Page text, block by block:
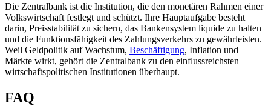
Die Zentralbank ist die Institution, die den monetären Rahmen einer
Volkswirtschaft festlegt und schützt. Ihre Hauptaufgabe besteht
darin, Preisstabilität zu sichern, das Bankensystem liquide zu halten
und die Funktionsfähigkeit des Zahlungsverkehrs zu gewährleisten.
Weil Geldpolitik auf Wachstum, Beschäftigung, Inflation und
Märkte wirkt, gehört die Zentralbank zu den einflussreichsten
wirtschaftspolitischen Institutionen überhaupt.
FAQ